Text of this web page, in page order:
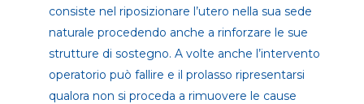
consiste nel riposizionare l’utero nella sua sede
naturale procedendo anche a rinforzare le sue
strutture di sostegno. A volte anche l’intervento
operatorio può fallire e il prolasso ripresentarsi
qualora non si proceda a rimuovere le cause